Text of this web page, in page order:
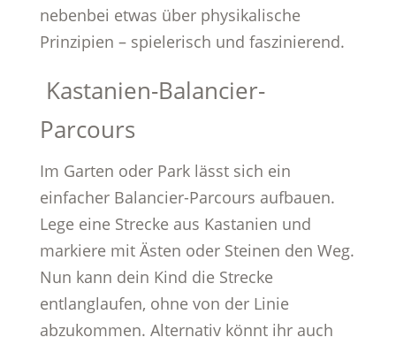
nebenbei etwas über physikalische
Prinzipien – spielerisch und faszinierend.
Kastanien-Balancier-
Parcours
Im Garten oder Park lässt sich ein
einfacher Balancier-Parcours aufbauen.
Lege eine Strecke aus Kastanien und
markiere mit Ästen oder Steinen den Weg.
Nun kann dein Kind die Strecke
entlanglaufen, ohne von der Linie
abzukommen. Alternativ könnt ihr auch